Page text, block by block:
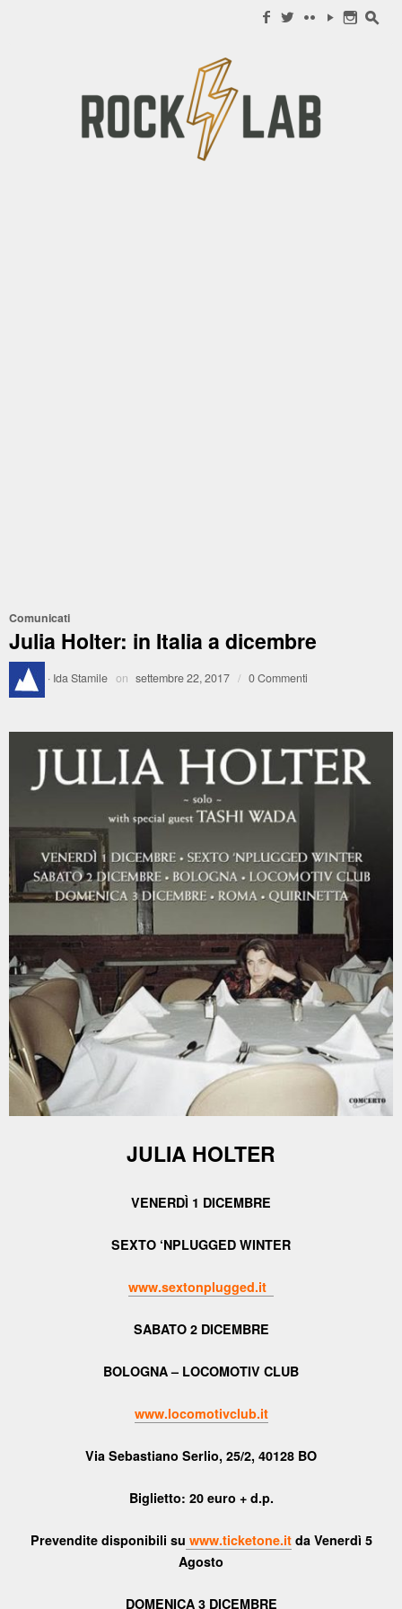
f w c y n s
Comunicati
Julia Holter: in Italia a dicembre
· Ida Stamile on settembre 22, 2017 / 0 Commenti
JULIA HOLTER
VENERDÌ 1 DICEMBRE
SEXTO ‘NPLUGGED WINTER
www.sextonplugged.it
SABATO 2 DICEMBRE
BOLOGNA – LOCOMOTIV CLUB
www.locomotivclub.it
Via Sebastiano Serlio, 25/2, 40128 BO
Biglietto: 20 euro + d.p.
Prevendite disponibili su www.ticketone.itda Venerdì 5
Agosto
DOMENICA 3 DICEMBRE